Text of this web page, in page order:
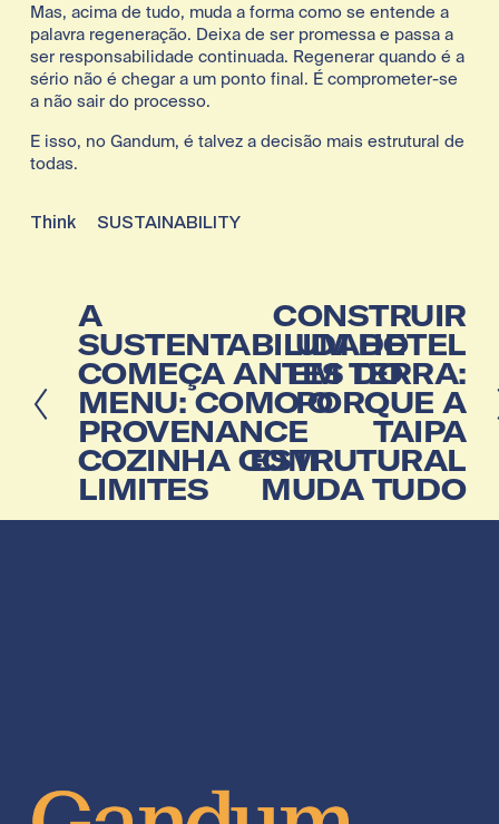
Mas, acima de tudo, muda a forma como se entende a
palavra regeneração. Deixa de ser promessa e passa a
ser responsabilidade continuada. Regenerar quando é a
sério não é chegar a um ponto final. É comprometer-se
a não sair do processo.
E isso, no Gandum, é talvez a decisão mais estrutural de
todas.
Think SUSTAINABILITY
A
n
t
e
i
o
r
A
SUSTENTABILIDADE
COMEÇA ANTES DO
MENU: COMO O
PROVENANCE
COZINHA COM
LIMITES
r
ó
x
i
m
o
CONSTRUIR
UM HOTEL
EM TERRA:
PORQUE A
TAIPA
ESTRUTURAL
MUDA TUDO